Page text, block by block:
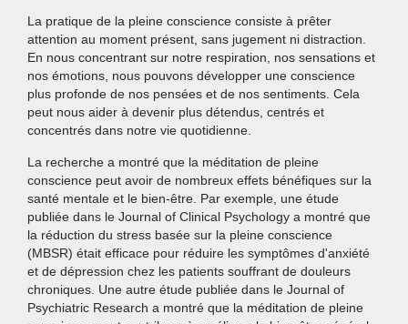
La pratique de la pleine conscience consiste à prêter
attention au moment présent, sans jugement ni distraction.
En nous concentrant sur notre respiration, nos sensations et
nos émotions, nous pouvons développer une conscience
plus profonde de nos pensées et de nos sentiments. Cela
peut nous aider à devenir plus détendus, centrés et
concentrés dans notre vie quotidienne.
La recherche a montré que la méditation de pleine
conscience peut avoir de nombreux effets bénéfiques sur la
santé mentale et le bien-être. Par exemple, une étude
publiée dans le Journal of Clinical Psychology a montré que
la réduction du stress basée sur la pleine conscience
(MBSR) était efficace pour réduire les symptômes d'anxiété
et de dépression chez les patients souffrant de douleurs
chroniques. Une autre étude publiée dans le Journal of
Psychiatric Research a montré que la méditation de pleine